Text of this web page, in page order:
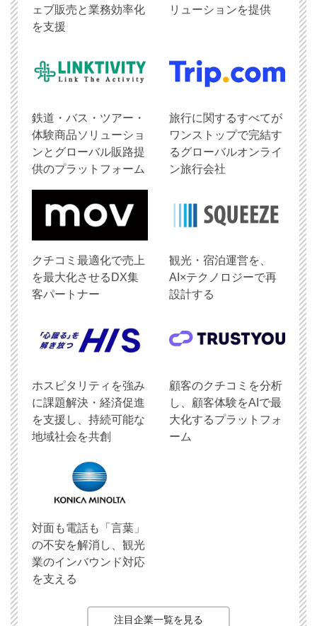
ェブ販売と業務効率化
を支援
リューションを提供
鉄道・バス・ツアー・
体験商品ソリューショ
ンとグローバル販路提
供のプラットフォーム
旅行に関するすべてが
ワンストップで完結す
るグローバルオンライ
ン旅行会社
クチコミ最適化で売上
を最大化させるDX集
客パートナー
観光・宿泊運営を、
AI×テクノロジーで再
設計する
ホスピタリティを強み
に課題解決・経済促進
を支援し、持続可能な
地域社会を共創
顧客のクチコミを分析
し、顧客体験をAIで最
大化するプラットフォ
ーム
対面も電話も「言葉」
の不安を解消し、観光
業のインバウンド対応
を支える
注目企業一覧を見る